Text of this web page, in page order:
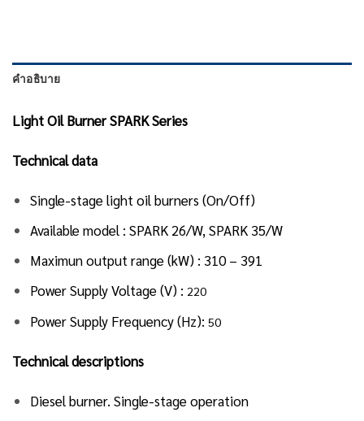
คำอธิบาย
Light Oil Burner SPARK Series
Technical data
Single-stage light oil burners (On/Off)
Available model : SPARK 26/W, SPARK 35/W
Maximun output range (kW) : 310 – 391
Power Supply Voltage (V) : 220
Power Supply Frequency (Hz):50
Technical descriptions
Diesel burner. Single-stage operation